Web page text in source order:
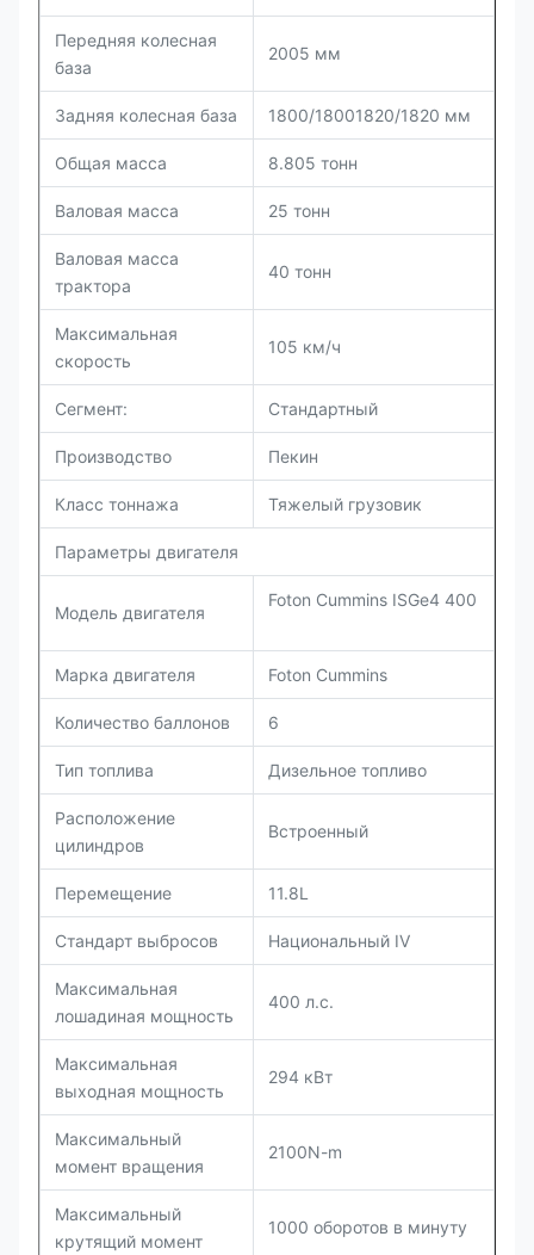
Передняя колесная
база
2005 мм
Задняя колесная база 1800/18001820/1820 мм
Общая масса 8.805 тонн
Валовая масса 25 тонн
Валовая масса
трактора
40 тонн
Максимальная
скорость
105 км/ч
Сегмент: Стандартный
Производство Пекин
Класс тоннажа Тяжелый грузовик
Параметры двигателя
Модель двигателя
Foton Cummins ISGe4 400
Марка двигателя Foton Cummins
Количество баллонов 6
Тип топлива Дизельное топливо
Расположение
цилиндров
Встроенный
Перемещение 11.8L
Стандарт выбросов Национальный IV
Максимальная
лошадиная мощность
400 л.с.
Максимальная
выходная мощность
294 кВт
Максимальный
момент вращения
2100N-m
Максимальный
крутящий момент
1000 оборотов в минуту